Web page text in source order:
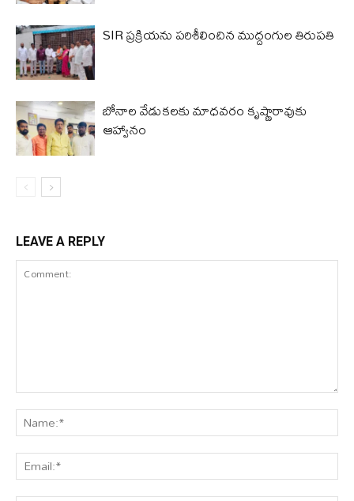
SIR ప్రక్రియను పరిశీలించిన ముద్దంగుల తిరుపతి
బోనాల వేడుకలకు మాధవరం కృష్ణారావుకు
ఆహ్వానం
LEAVE A REPLY